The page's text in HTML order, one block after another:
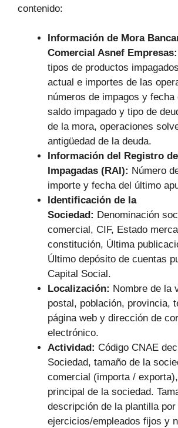
contenido:
Información de Mora
Comercial Asnef Empresas:
tipos de productos
actual e importes de las
números de impagos y
saldo impagado y tipo de
de la mora, operaciones
antigüedad de la deuda.
Información del Registro
Impagadas (RAI): Número
importe y fecha del último
Identificación de la
Sociedad: Denominación
comercial, CIF, Estado
constitución, Última
Último depósito de cuentas
Capital Social.
Localización: Nombre de la
postal, población, provincia,
página web y dirección de
electrónico.
Actividad: Código CNAE
Sociedad, tamaño de la
comercial (importa /
principal de la sociedad.
descripción de la plantilla por
ejercicios/empleados fijos y